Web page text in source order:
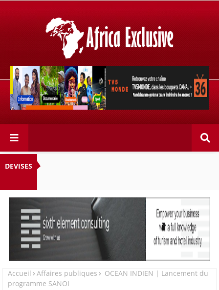
Retrouvez votre chaîne @TV5MONDE, dans les bouquets
CANAL+ 36 . Fandaharam-potoana tsara indrindra ho
anareo!
DEVISES
Accueil Affaires publiques
OCEAN INDIEN | Lancement du
programme SANOI